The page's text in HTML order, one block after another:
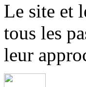
Le site et
tous les
leur